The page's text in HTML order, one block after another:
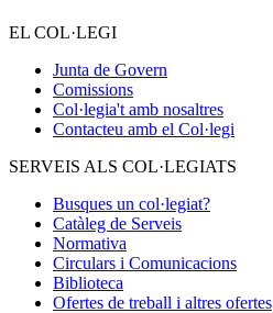
EL COL·LEGI
Junta de Govern
Comissions
Col·legia't amb nosaltres
Contacteu amb el Col·legi
SERVEIS ALS COL·LEGIATS
Busques un col·legiat?
Catàleg de Serveis
Normativa
Circulars i Comunicacions
Biblioteca
Ofertes de treball i altres ofertes